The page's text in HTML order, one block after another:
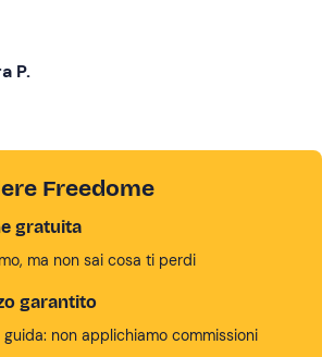
P.
Freedome
gratuita
ma non sai cosa ti perdi
garantito
guida: non applichiamo commissioni